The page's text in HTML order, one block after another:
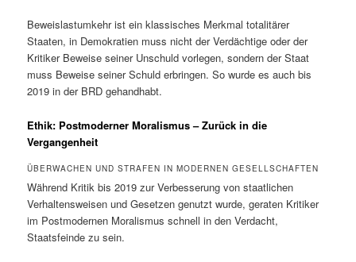
Beweislastumkehr ist ein klassisches Merkmal totalitärer
Staaten, in Demokratien muss nicht der Verdächtige oder der
Kritiker Beweise seiner Unschuld vorlegen, sondern der Staat
muss Beweise seiner Schuld erbringen. So wurde es auch bis
2019 in der BRD gehandhabt.
Ethik: Postmoderner Moralismus – Zurück in die
Vergangenheit
ÜBERWACHEN UND STRAFEN IN MODERNEN GESELLSCHAFTEN
Während Kritik bis 2019 zur Verbesserung von staatlichen
Verhaltensweisen und Gesetzen genutzt wurde, geraten Kritiker
im Postmodernen Moralismus schnell in den Verdacht,
Staatsfeinde zu sein.